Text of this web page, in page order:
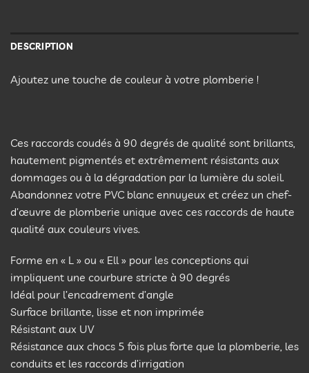
DESCRIPTION
Ajoutez une touche de couleur à votre plomberie !
Ces raccords coudés à 90 degrés de qualité sont brillants,
hautement pigmentés et extrêmement résistants aux
dommages ou à la dégradation par la lumière du soleil.
Abandonnez votre PVC blanc ennuyeux et créez un chef-
d’œuvre de plomberie unique avec ces raccords de haute
qualité aux couleurs vives.
Forme en « L » ou « Ell » pour les conceptions qui
impliquent une courbure stricte à 90 degrés
Idéal pour l’encadrement d’angle
Surface brillante, lisse et non imprimée
Résistant aux UV
Résistance aux chocs 5 fois plus forte que la plomberie, les
conduits et les raccords d’irrigation